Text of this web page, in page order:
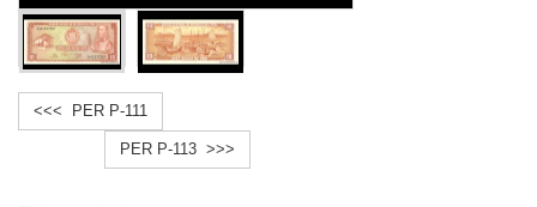
<<< PER P-111
PER P-113 >>>